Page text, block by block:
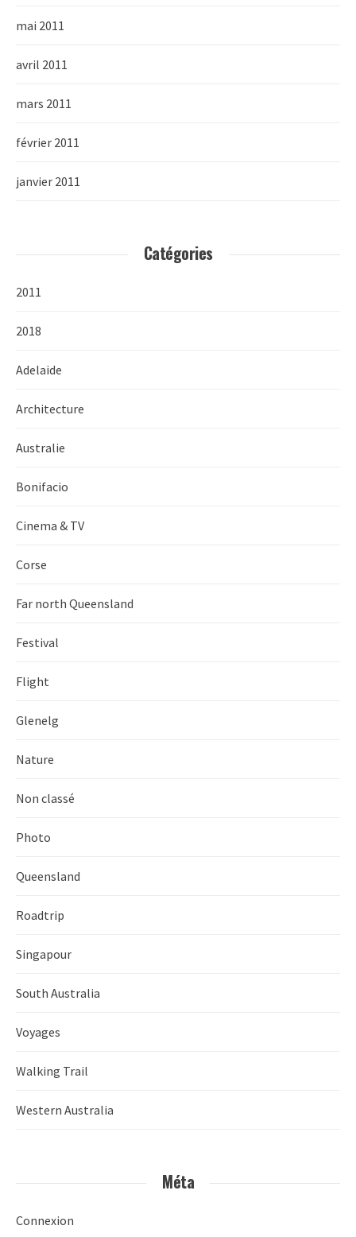
mai 2011
avril 2011
mars 2011
février 2011
janvier 2011
Catégories
2011
2018
Adelaide
Architecture
Australie
Bonifacio
Cinema & TV
Corse
Far north Queensland
Festival
Flight
Glenelg
Nature
Non classé
Photo
Queensland
Roadtrip
Singapour
South Australia
Voyages
Walking Trail
Western Australia
Méta
Connexion